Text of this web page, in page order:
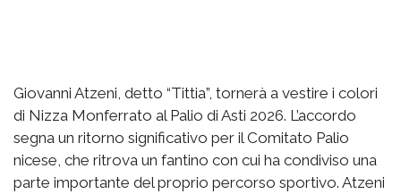
Giovanni Atzeni, detto “Tittia”, tornerà a vestire i colori
di Nizza Monferrato al Palio di Asti 2026. L’accordo
segna un ritorno significativo per il Comitato Palio
nicese, che ritrova un fantino con cui ha condiviso una
parte importante del proprio percorso sportivo. Atzeni